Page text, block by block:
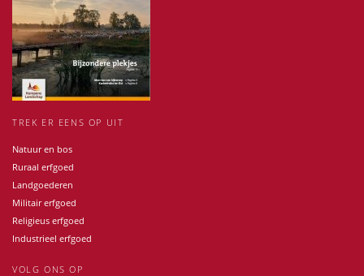
TREK ER EENS OP UIT
Natuur en bos
Ruraal erfgoed
Landgoederen
Militair erfgoed
Religieus erfgoed
Industrieel erfgoed
VOLG ONS OP